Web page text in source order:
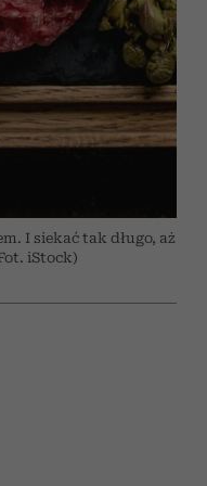
I siekać tak długo, aż
iStock)